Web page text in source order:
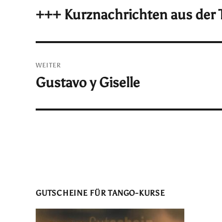
Vorheriger
+++ Kurznachrichten aus der
WEITER
Nächster
Gustavo y Giselle
GUTSCHEINE FÜR TANGO-KURSE